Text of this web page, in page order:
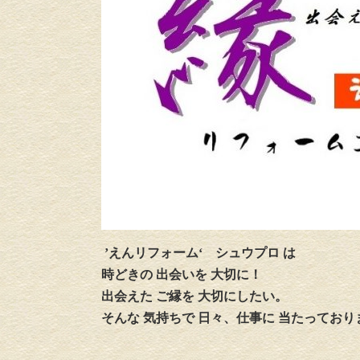
’えんリフォーム‘ シュウプロ は
時どきの 出会いを 大切に！
出会えた ご縁を 大切にしたい。
そんな 気持ちで 日々、仕事に 当たっており